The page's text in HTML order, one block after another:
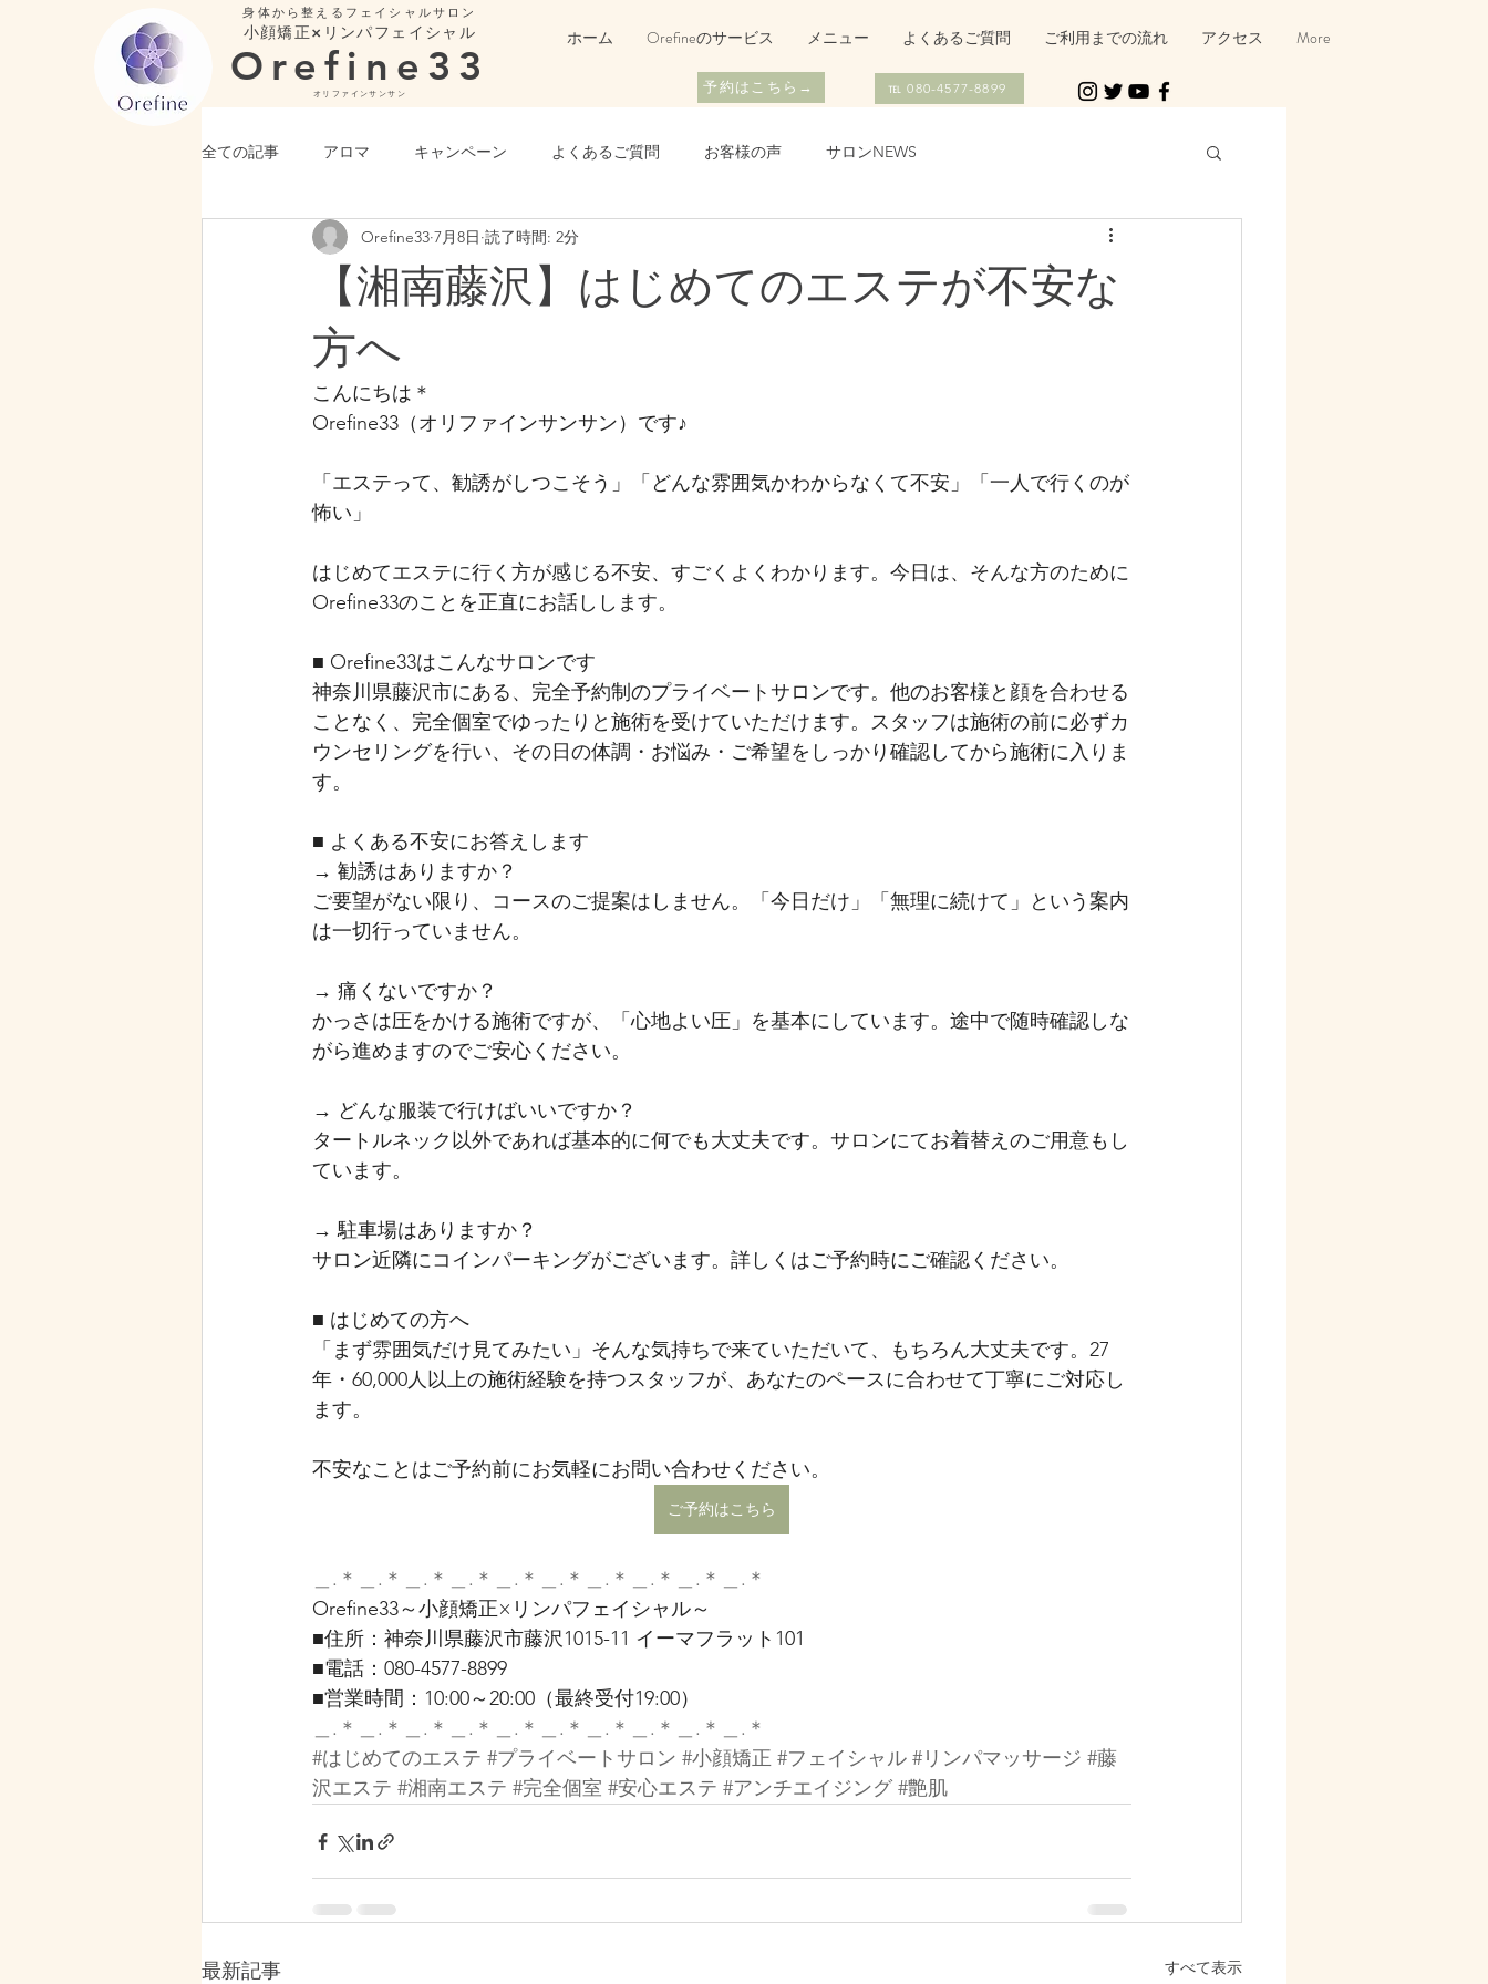
身体から整えるフェイシャルサロン
小顔矯正×リンパフェイシャル
Orefine33
​オリファインサンサン
ホーム Orefineのサービス メニュー よくあるご質問 ご利用までの流れ アクセス More
予約はこちら→ ℡ 080-4577-8899
全ての記事 アロマ キャンペーン よくあるご質問 お客様の声 サロンNEWS
【湘南藤沢】はじめてのエステが不安な
方へ
Orefine33 7月8日 読了時間: 2分
こんにちは＊
Orefine33（オリファインサンサン）です♪
「エステって、勧誘がしつこそう」「どんな雰囲気かわからなくて不安」「一人で行くのが
怖い」
はじめてエステに行く方が感じる不安、すごくよくわかります。今日は、そんな方のために
Orefine33のことを正直にお話しします。
■ Orefine33はこんなサロンです
神奈川県藤沢市にある、完全予約制のプライベートサロンです。他のお客様と顔を合わせる
ことなく、完全個室でゆったりと施術を受けていただけます。スタッフは施術の前に必ずカ
ウンセリングを行い、その日の体調・お悩み・ご希望をしっかり確認してから施術に入りま
す。
■ よくある不安にお答えします
→ 勧誘はありますか？
ご要望がない限り、コースのご提案はしません。「今日だけ」「無理に続けて」という案内
は一切行っていません。
→ 痛くないですか？
かっさは圧をかける施術ですが、「心地よい圧」を基本にしています。途中で随時確認しな
がら進めますのでご安心ください。
→ どんな服装で行けばいいですか？
タートルネック以外であれば基本的に何でも大丈夫です。サロンにてお着替えのご用意もし
ています。
→ 駐車場はありますか？
サロン近隣にコインパーキングがございます。詳しくはご予約時にご確認ください。
■ はじめての方へ
「まず雰囲気だけ見てみたい」そんな気持ちで来ていただいて、もちろん大丈夫です。27
年・60,000人以上の施術経験を持つスタッフが、あなたのペースに合わせて丁寧にご対応し
ます。
不安なことはご予約前にお気軽にお問い合わせください。
ご予約はこちら
＿.＊＿.＊＿.＊＿.＊＿.＊＿.＊＿.＊＿.＊＿.＊＿.＊
Orefine33～小顔矯正×リンパフェイシャル～
■住所：神奈川県藤沢市藤沢1015-11 イーマフラット101
■電話：080-4577-8899
■営業時間：10:00～20:00（最終受付19:00）
＿.＊＿.＊＿.＊＿.＊＿.＊＿.＊＿.＊＿.＊＿.＊＿.＊
#はじめてのエステ #プライベートサロン #小顔矯正 #フェイシャル #リンパマッサージ #藤
沢エステ #湘南エステ #完全個室 #安心エステ #アンチエイジング #艶肌
最新記事 すべて表示